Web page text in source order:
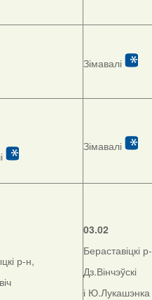
Зімавалі
Зімавалі
р-н,
03.02
Бераставіцкі
Дз.Вінчэўскі
і Ю.Лукашэнка